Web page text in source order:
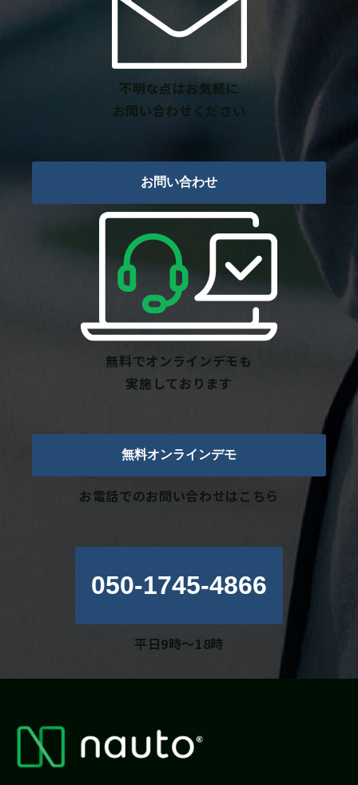
不明な点はお気軽に
お問い合わせください
お問い合わせ
無料でオンラインデモも
実施しております
無料オンラインデモ
お電話でのお問い合わせはこちら
050-1745-4866
平日9時～18時